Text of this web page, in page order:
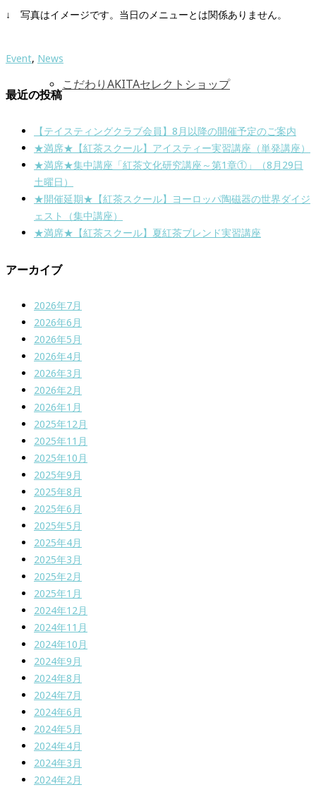
こだわりAKITAセレクトショップ
↓ 写真はイメージです。当日のメニューとは関係ありません。
Event, News
最近の投稿
【テイスティングクラブ会員】8月以降の開催予定のご案内
★満席★【紅茶スクール】アイスティー実習講座（単発講座）
★満席★集中講座「紅茶文化研究講座～第1章①」（8月29日
土曜日）
★開催延期★【紅茶スクール】ヨーロッパ陶磁器の世界ダイジ
ェスト（集中講座）
★満席★【紅茶スクール】夏紅茶ブレンド実習講座
アーカイブ
2026年7月
2026年6月
2026年5月
2026年4月
2026年3月
2026年2月
2026年1月
2025年12月
2025年11月
2025年10月
2025年9月
2025年8月
2025年6月
2025年5月
2025年4月
2025年3月
2025年2月
2025年1月
2024年12月
2024年11月
2024年10月
2024年9月
2024年8月
2024年7月
2024年6月
2024年5月
2024年4月
2024年3月
2024年2月